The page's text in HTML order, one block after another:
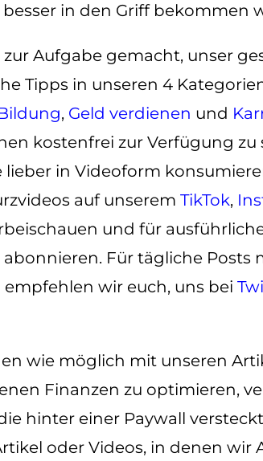
in den Griff bekommen
Aufgabe gemacht, unser
Tipps in unseren 4
, Geld verdienen und
kostenfrei zur Verfügung zu
lieber in Videoform
auf unserem TikTok,
und für
abonnieren. Für tägliche Posts
wir euch, uns bei
wie möglich mit unseren
Finanzen zu optimieren,
hinter einer Paywall
oder Videos, in denen wir